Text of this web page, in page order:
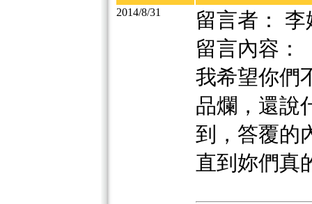
2014/8/31
留言者： 李
留言內容：
我希望你們
品爛，還說
到，答覆的
直到妳們真